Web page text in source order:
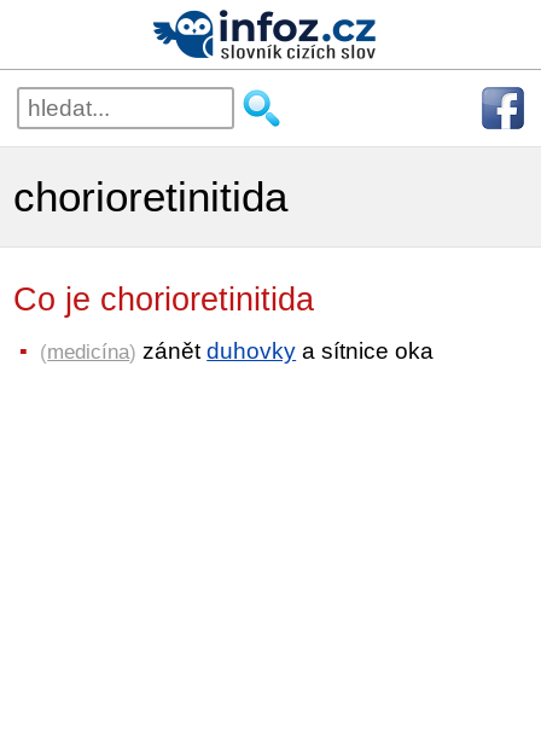
chorioretinitida
Co je chorioretinitida
(medicína) zánětduhovky a sítnice oka